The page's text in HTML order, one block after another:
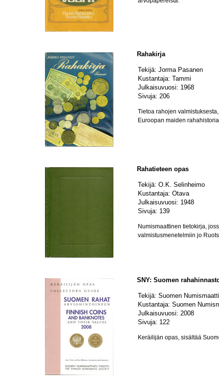
Rahakirja
Tekijä: Jorma Pasanen
Kustantaja: Tammi
Julkaisuvuosi: 1968
Sivuja: 206
Tietoa rahojen
Euroopan maiden
Rahatieteen opas
Tekijä: O.K. Selinheimo
Kustantaja: Otava
Julkaisuvuosi: 1948
Sivuja: 139
Numismaattinen tietokirja,
valmistusmenetelmiin jo
SNY: Suomen
Tekijä: Suomen
Kustantaja: Suomen
Julkaisuvuosi: 2008
Sivuja: 122
Keräilijän opas, sisältää